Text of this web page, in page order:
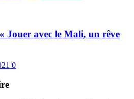
Jouer avec le Mali, un rêve
0